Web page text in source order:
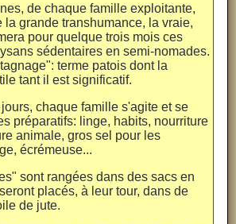
de chaque famille exploitante,
la grande transhumance, la vraie,
pour quelque trois mois ces
sédentaires en semi-nomades.
terme patois dont la
tant il est significatif.
chaque famille s'agite et se
préparatifs: linge, habits, nourriture
animale, gros sel pour les
écrémeuse...
sont rangées dans des sacs en
placés, à leur tour, dans de
de jute.